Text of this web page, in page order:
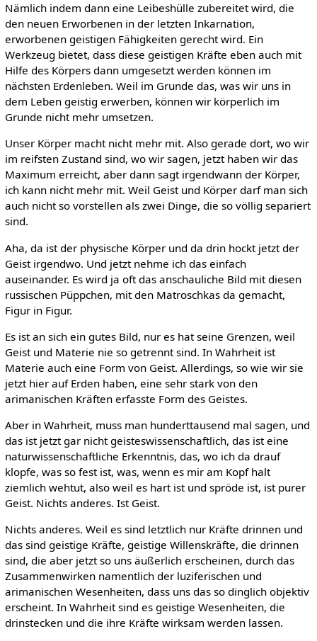
Nämlich indem dann eine Leibeshülle zubereitet wird, die
den neuen Erworbenen in der letzten Inkarnation,
erworbenen geistigen Fähigkeiten gerecht wird. Ein
Werkzeug bietet, dass diese geistigen Kräfte eben auch mit
Hilfe des Körpers dann umgesetzt werden können im
nächsten Erdenleben. Weil im Grunde das, was wir uns in
dem Leben geistig erwerben, können wir körperlich im
Grunde nicht mehr umsetzen.
Unser Körper macht nicht mehr mit. Also gerade dort, wo wir
im reifsten Zustand sind, wo wir sagen, jetzt haben wir das
Maximum erreicht, aber dann sagt irgendwann der Körper,
ich kann nicht mehr mit. Weil Geist und Körper darf man sich
auch nicht so vorstellen als zwei Dinge, die so völlig separiert
sind.
Aha, da ist der physische Körper und da drin hockt jetzt der
Geist irgendwo. Und jetzt nehme ich das einfach
auseinander. Es wird ja oft das anschauliche Bild mit diesen
russischen Püppchen, mit den Matroschkas da gemacht,
Figur in Figur.
Es ist an sich ein gutes Bild, nur es hat seine Grenzen, weil
Geist und Materie nie so getrennt sind. In Wahrheit ist
Materie auch eine Form von Geist. Allerdings, so wie wir sie
jetzt hier auf Erden haben, eine sehr stark von den
arimanischen Kräften erfasste Form des Geistes.
Aber in Wahrheit, muss man hunderttausend mal sagen, und
das ist jetzt gar nicht geisteswissenschaftlich, das ist eine
naturwissenschaftliche Erkenntnis, das, wo ich da drauf
klopfe, was so fest ist, was, wenn es mir am Kopf halt
ziemlich wehtut, also weil es hart ist und spröde ist, ist purer
Geist. Nichts anderes. Ist Geist.
Nichts anderes. Weil es sind letztlich nur Kräfte drinnen und
das sind geistige Kräfte, geistige Willenskräfte, die drinnen
sind, die aber jetzt so uns äußerlich erscheinen, durch das
Zusammenwirken namentlich der luziferischen und
arimanischen Wesenheiten, dass uns das so dinglich objektiv
erscheint. In Wahrheit sind es geistige Wesenheiten, die
drinstecken und die ihre Kräfte wirksam werden lassen.